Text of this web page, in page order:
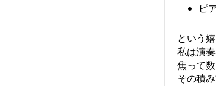
ピ
という
私は演
焦って
その積